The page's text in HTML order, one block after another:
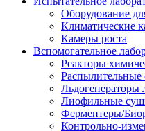
Оборудование
Климатические
Камеры роста
Вспомогательное
Реакторы
Льдогенераторы
Лиофильные
Ферментеры/
Контрольно-